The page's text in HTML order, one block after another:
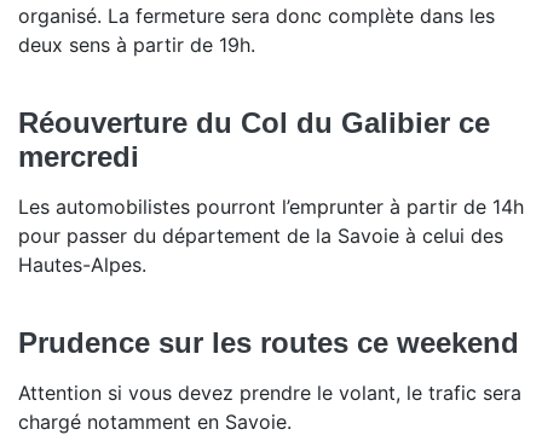
organisé. La fermeture sera donc complète dans les
deux sens à partir de 19h.
Réouverture du Col du Galibier ce
mercredi
Les automobilistes pourront l’emprunter à partir de 14h
pour passer du département de la Savoie à celui des
Hautes-Alpes.
Prudence sur les routes ce weekend
Attention si vous devez prendre le volant, le trafic sera
chargé notamment en Savoie.